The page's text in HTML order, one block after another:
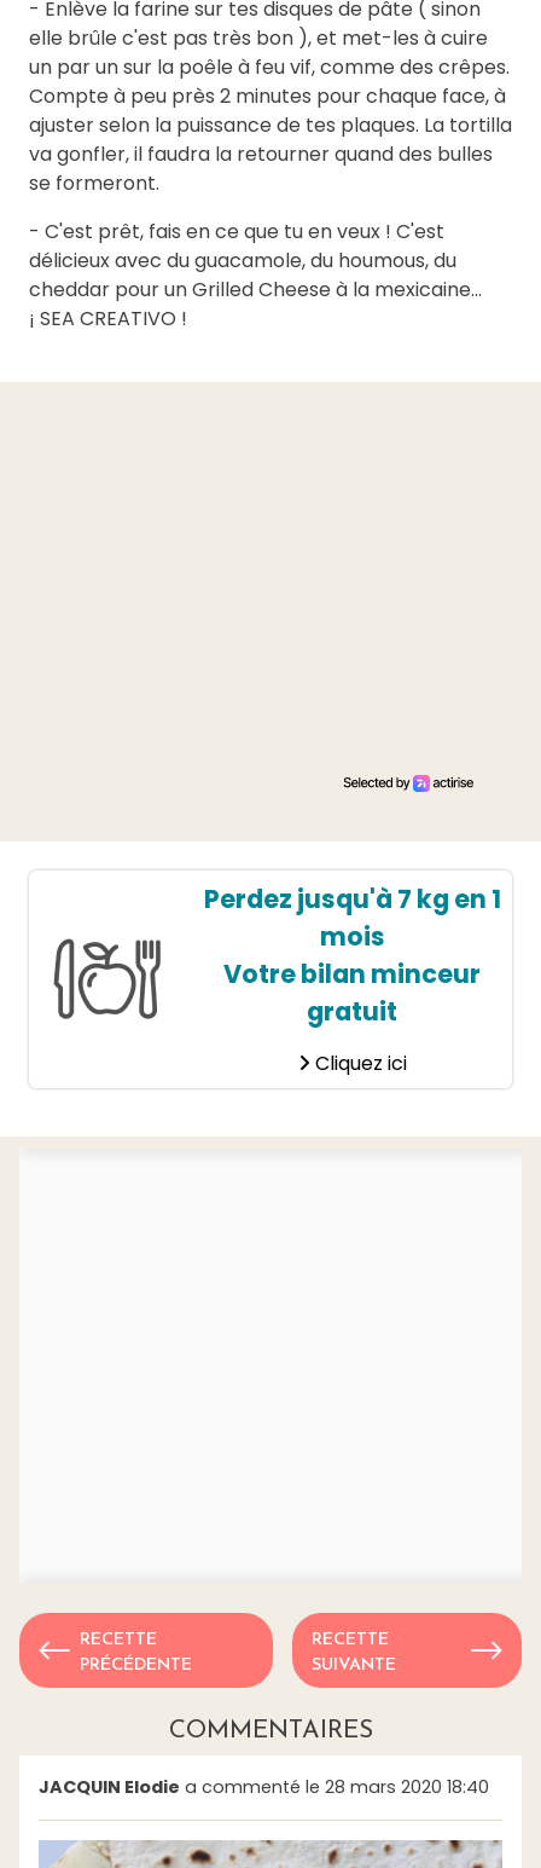
- Enlève la farine sur tes disques de pâte ( sinon
elle brûle c'est pas très bon ), et met-les à cuire
un par un sur la poêle à feu vif, comme des crêpes.
Compte à peu près 2 minutes pour chaque face, à
ajuster selon la puissance de tes plaques. La tortilla
va gonfler, il faudra la retourner quand des bulles
se formeront.
- C'est prêt, fais en ce que tu en veux ! C'est
délicieux avec du guacamole, du houmous, du
cheddar pour un Grilled Cheese à la mexicaine...
¡ SEA CREATIVO !
Perdez jusqu'à 7 kg en 1
mois
Votre bilan minceur
gratuit
Cliquez ici
RECETTE
PRÉCÉDENTE
RECETTE
SUIVANTE
COMMENTAIRES
JACQUIN Elodie a commenté le 28 mars 2020 18:40